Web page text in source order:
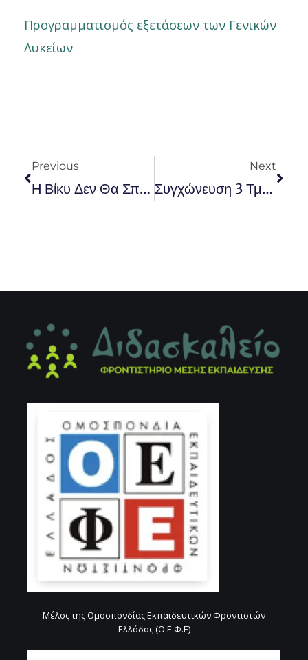
Προγραμματισμός εξετάσεων των Γενικών
Λυκείων
Previous
Η Βίκυ Δεν Θα Σπουδάσει (γιατί Είναι Κολλημένη Στο Κινητό Της)
Next
Συγχώνευση 3 Τμημάτων Του ΔΠΘ
Μέλος της Ομοσπονδίας Εκπαιδευτικών Φροντιστών
Ελλάδος (Ο.Ε.Φ.Ε)